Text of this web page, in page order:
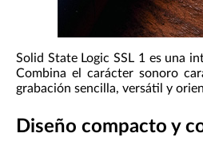
Solid State Logic SSL 1 es una
Combina el carácter sonoro
grabación sencilla, versátil y
Diseño compacto y